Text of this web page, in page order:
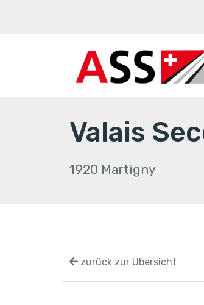
Valais
1920 Martigny
zurück zur Übersicht